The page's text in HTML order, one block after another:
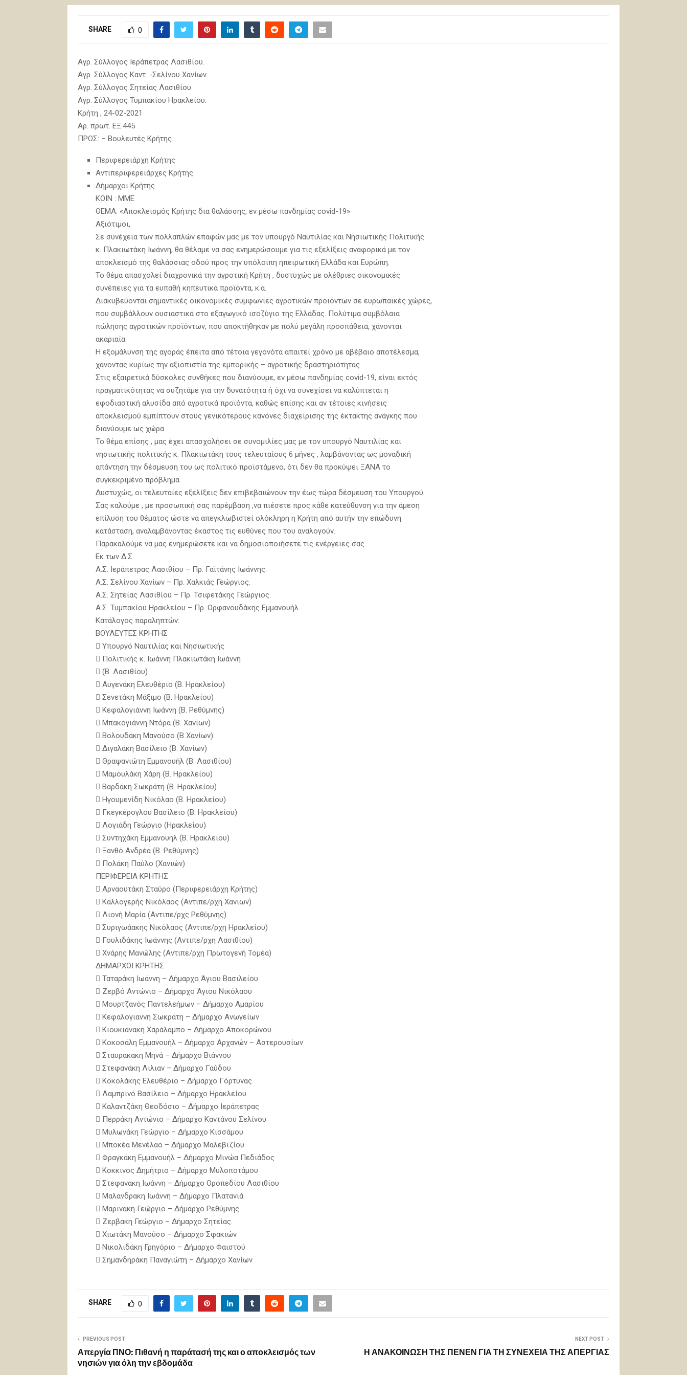
SHARE 0
Αγρ. Σύλλογος Ιεράπετρας Λασιθίου.
Αγρ. Σύλλογος Καντ. -Σελίνου Χανίων.
Αγρ. Σύλλογος Σητείας Λασιθίου.
Αγρ. Σύλλογος Τυμπακίου Ηρακλείου.
Κρήτη , 24-02-2021
Αρ. πρωτ. ΕΞ.445
ΠΡΟΣ: – Βουλευτές Κρήτης.
Περιφερειάρχη Κρήτης
Αντιπεριφερειάρχες Κρήτης
Δήμαρχοι Κρήτης
KOIN : ΜΜΕ
ΘΕΜΑ: «Αποκλεισμός Κρήτης δια θαλάσσης, εν μέσω πανδημίας covid-19»
Αξιότιμοι,
Σε συνέχεια των πολλαπλών επαφών μας με τον υπουργό Ναυτιλίας και Νησιωτικής Πολιτικής
κ. Πλακιωτάκη Ιωάννη, θα θέλαμε να σας ενημερώσουμε για τις εξελίξεις αναφορικά με τον
αποκλεισμό της θαλάσσιας οδού προς την υπόλοιπη ηπειρωτική Ελλάδα και Ευρώπη.
Το θέμα απασχολεί διαχρονικά την αγροτική Κρήτη , δυστυχώς με ολέθριες οικονομικές
συνέπειες για τα ευπαθή κηπευτικά προϊόντα, κ.α.
Διακυβεύονται σημαντικές οικονομικές συμφωνίες αγροτικών προϊόντων σε ευρωπαϊκές χώρες,
που συμβάλλουν ουσιαστικά στο εξαγωγικό ισοζύγιο της Ελλάδας. Πολύτιμα συμβόλαια
πώλησης αγροτικών προϊόντων, που αποκτήθηκαν με πολύ μεγάλη προσπάθεια, χάνονται
ακαριαία.
Η εξομάλυνση της αγοράς έπειτα από τέτοια γεγονότα απαιτεί χρόνο με αβέβαιο αποτέλεσμα,
χάνοντας κυρίως την αξιοπιστία της εμπορικής – αγροτικής δραστηριότητας.
Στις εξαιρετικά δύσκολες συνθήκες που διανύουμε, εν μέσω πανδημίας covid-19, είναι εκτός
πραγματικότητας να συζητάμε για την δυνατότητα ή όχι να συνεχίσει να καλύπτεται η
εφοδιαστική αλυσίδα από αγροτικά προϊόντα, καθώς επίσης και αν τέτοιες κινήσεις
αποκλεισμού εμπίπτουν στους γενικότερους κανόνες διαχείρισης της έκτακτης ανάγκης που
διανύουμε ως χώρα.
Το θέμα επίσης , μας έχει απασχολήσει σε συνομιλίες μας με τον υπουργό Ναυτιλίας και
νησιωτικής πολιτικής κ. Πλακιωτάκη τους τελευταίους 6 μήνες , λαμβάνοντας ως μοναδική
απάντηση την δέσμευση του ως πολιτικό προϊστάμενο, ότι δεν θα προκύψει ΞΑΝΑ το
συγκεκριμένο πρόβλημα.
Δυστυχώς, οι τελευταίες εξελίξεις δεν επιβεβαιώνουν την έως τώρα δέσμευση του Υπουργού.
Σας καλούμε , με προσωπική σας παρέμβαση ,να πιέσετε προς κάθε κατεύθυνση για την άμεση
επίλυση του θέματος ώστε να απεγκλωβιστεί ολόκληρη η Κρήτη από αυτήν την επώδυνη
κατάσταση, αναλαμβάνοντας έκαστος τις ευθύνες που του αναλογούν.
Παρακαλούμε να μας ενημερώσετε και να δημοσιοποιήσετε τις ενέργειες σας.
Εκ των Δ.Σ.
Α.Σ. Ιεράπετρας Λασιθίου – Πρ. Γαϊτάνης Ιωάννης.
Α.Σ. Σελίνου Χανίων – Πρ. Χαλκιάς Γεώργιος.
Α.Σ. Σητείας Λασιθίου – Πρ. Τσιφετάκης Γεώργιος.
Α.Σ. Τυμπακίου Ηρακλείου – Πρ. Ορφανουδάκης Εμμανουήλ.
Κατάλογος παραληπτών:
ΒΟΥΛΕΥΤΕΣ ΚΡΗΤΗΣ
 Υπουργό Ναυτιλίας και Νησιωτικής
 Πολιτικής κ. Ιωάννη Πλακιωτάκη Ιωάννη
 (Β. Λασιθίου)
 Αυγενάκη Ελευθέριο (Β. Ηρακλείου)
 Σενετάκη Μάξιμο (Β. Ηρακλείου)
 Κεφαλογιάννη Ιωάννη (Β. Ρεθύμνης)
 Μπακογιάννη Ντόρα (Β. Χανίων)
 Βολουδάκη Μανούσο (Β Χανίων)
 Διγαλάκη Βασίλειο (Β. Χανίων)
 Θραψανιώτη Εμμανουήλ (Β. Λασιθίου)
 Μαμουλάκη Χάρη (Β. Ηρακλείου)
 Βαρδάκη Σωκράτη (Β. Ηρακλείου)
 Ηγουμενίδη Νικόλαο (Β. Ηρακλείου)
 Γκεγκέρογλου Βασίλειο (Β. Ηρακλείου)
 Λογιάδη Γεώργιο (Ηρακλείου)
 Συντηχάκη Εμμανουηλ (Β. Ηρακλειου)
 Ξανθό Ανδρέα (Β. Ρεθύμνης)
 Πολάκη Παύλο (Χανιών)
ΠΕΡΙΦΕΡΕΙΑ ΚΡΗΤΗΣ
 Αρναουτάκη Σταύρο (Περιφερειάρχη Κρήτης)
 Καλλογερής Νικόλαος (Αντιπε/ρχη Χανιων)
 Λιονή Μαρία (Αντιπε/ρχς Ρεθύμνης)
 Συριγωάακης Νικόλαος (Αντιπε/ρχη Ηρακλείου)
 Γουλιδάκης Ιωάννης (Αντιπε/ρχη Λασιθίου)
 Χνάρης Μανώλης (Αντιπε/ρχη Πρωτογενή Τομέα)
ΔΗΜΑΡΧΟΙ ΚΡΗΤΗΣ
 Ταταράκη Ιωάννη – Δήμαρχο Άγιου Βασιλείου
 Ζερβό Αντώνιο – Δήμαρχο Άγιου Νικόλαου
 Μουρτζανός Παντελεήμων – Δήμαρχο Αμαρίου
 Κεφαλογιαννη Σωκράτη – Δήμαρχο Ανωγείων
 Κιουκιανακη Χαράλαμπο – Δήμαρχο Αποκορώνου
 Κοκοσάλη Εμμανουήλ – Δήμαρχο Αρχανών – Αστερουσίων
 Σταυρακακη Μηνά – Δήμαρχο Βιάννου
 Στεφανάκη Λιλιαν – Δήμαρχο Γαύδου
 Κοκολάκης Ελευθέριο – Δήμαρχο Γόρτυνας
 Λαμπρινό Βασίλειο – Δήμαρχο Ηρακλείου
 Καλαντζάκη Θεοδόσιο – Δήμαρχο Ιεράπετρας
 Περράκη Αντώνιο – Δήμαρχο Καντάνου Σελίνου
 Μυλωνάκη Γεώργιο – Δήμαρχο Κισσάμου
 Μποκέα Μενέλαο – Δήμαρχο Μαλεβιζίου
 Φραγκάκη Εμμανουήλ – Δήμαρχο Μινώα Πεδιάδος
 Κοκκινος Δημήτριο – Δήμαρχο Μυλοποτάμου
 Στεφανακη Ιωάννη – Δήμαρχο Οροπεδίου Λασιθίου
 Μαλανδρακη Ιωάννη – Δήμαρχο Πλατανιά
 Μαρινακη Γεώργιο – Δήμαρχο Ρεθύμνης
 Ζερβακη Γεώργιο – Δήμαρχο Σητείας.
 Χιωτάκη Μανούσο – Δήμαρχο Σφακιών
 Νικολιδάκη Γρηγόριο – Δήμαρχο Φαιστού
 Σημανδηράκη Παναγιώτη – Δήμαρχο Χανίων
SHARE 0
PREVIOUS POST
Απεργία ΠΝΟ: Πιθανή η παράτασή της και ο αποκλεισμός των
νησιών για όλη την εβδομάδα
NEXT POST
Η ΑΝΑΚΟΙΝΩΣΗ ΤΗΣ ΠΕΝΕΝ ΓΙΑ ΤΗ ΣΥΝΕΧΕΙΑ ΤΗΣ ΑΠΕΡΓΙΑΣ